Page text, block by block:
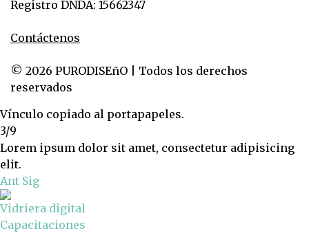
Registro DNDA: 15662347
Contáctenos
© 2026 PURODISEñO | Todos los derechos
reservados
Vínculo copiado al portapapeles.
3/9
Lorem ipsum dolor sit amet, consectetur adipisicing
elit.
Ant Sig
Vidriera digital
Capacitaciones